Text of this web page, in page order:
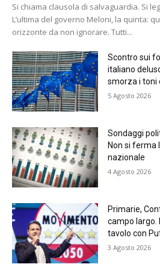
Si chiama clausola di salvaguardia. Si
L’ultima del governo Meloni, la quinta:
orizzonte da non ignorare. Tutti...
Scontro sui
italiano
smorza i toni
5 Agosto 2026
Sondaggi
Non si ferma
nazionale
4 Agosto 2026
Primarie,
campo largo.
tavolo con
3 Agosto 2026